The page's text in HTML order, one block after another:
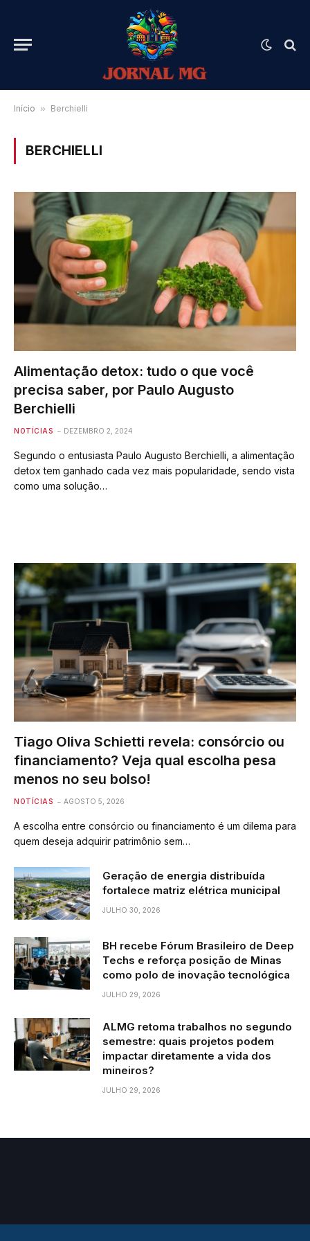
Início » Berchielli
BERCHIELLI
Alimentação detox: tudo o que você
precisa saber, por Paulo Augusto
Berchielli
NOTÍCIAS DEZEMBRO 2, 2024
Segundo o entusiasta Paulo Augusto Berchielli, a alimentação
detox tem ganhado cada vez mais popularidade, sendo vista
como uma solução…
Tiago Oliva Schietti revela: consórcio ou
financiamento? Veja qual escolha pesa
menos no seu bolso!
NOTÍCIAS AGOSTO 5, 2026
A escolha entre consórcio ou financiamento é um dilema para
quem deseja adquirir patrimônio sem…
Geração de energia distribuída
fortalece matriz elétrica municipal
JULHO 30, 2026
BH recebe Fórum Brasileiro de Deep
Techs e reforça posição de Minas
como polo de inovação tecnológica
JULHO 29, 2026
ALMG retoma trabalhos no segundo
semestre: quais projetos podem
impactar diretamente a vida dos
mineiros?
JULHO 29, 2026